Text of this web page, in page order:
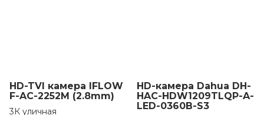
HD-TVI камера IFLOW
F-AC-2252M (2.8mm)
3К уличная
HD-камера Dahua DH-
HAC-HDW1209TLQP-A-
LED-0360B-S3